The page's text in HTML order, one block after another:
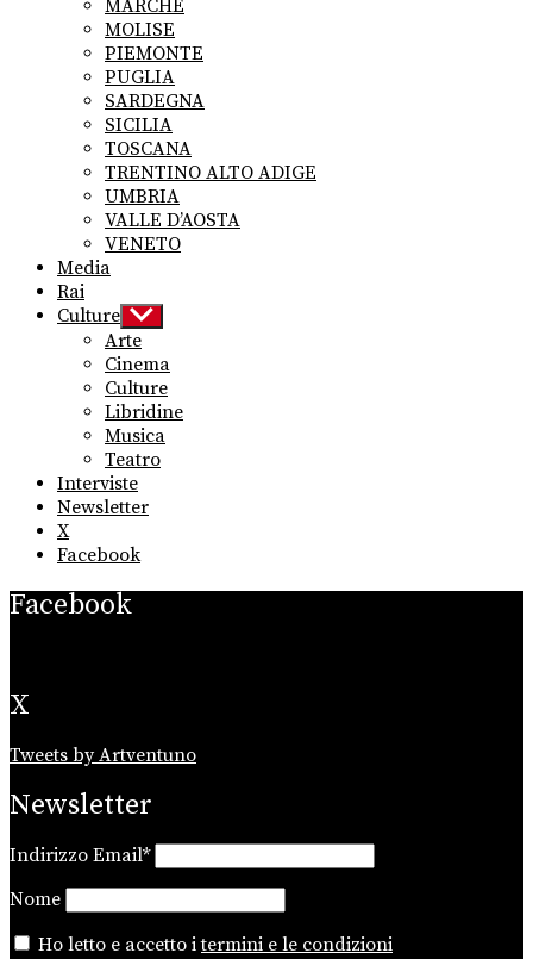
MARCHE
MOLISE
PIEMONTE
PUGLIA
SARDEGNA
SICILIA
TOSCANA
TRENTINO ALTO ADIGE
UMBRIA
VALLE D’AOSTA
VENETO
Media
Rai
Culture Show
sub
menu
Arte
Cinema
Culture
Libridine
Musica
Teatro
Interviste
Newsletter
X
Facebook
Facebook
X
Tweets by Artventuno
Newsletter
Indirizzo Email*
Nome
Ho letto e accetto itermini e le condizioni